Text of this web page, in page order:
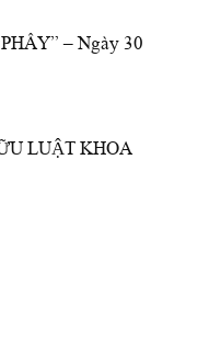
– Ngày 30
LUẬT KHOA